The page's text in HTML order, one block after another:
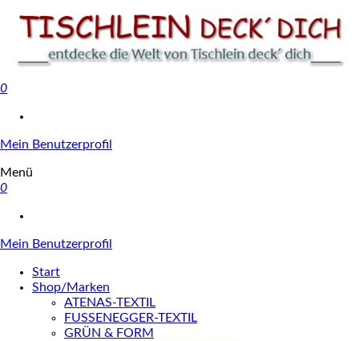
0
Mein Benutzerprofil
Menü
0
Mein Benutzerprofil
Start
Shop/Marken
ATENAS-TEXTIL
FUSSENEGGER-TEXTIL
GRÜN & FORM